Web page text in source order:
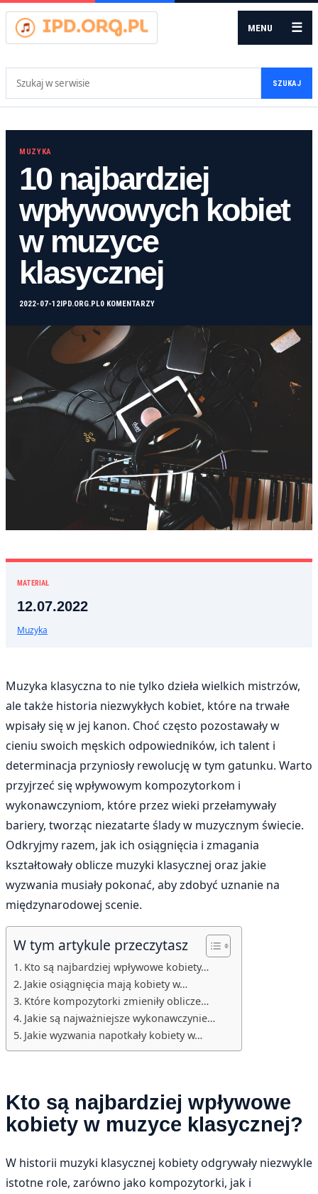
MENU ☰
SZUKAJ
MUZYKA
10 najbardziej
wpływowych kobiet
w muzyce
klasycznej
2022-07-12 IPD.ORG.PL0 KOMENTARZY
MATERIAŁ
12.07.2022
Muzyka
Muzyka klasyczna to nie tylko dzieła wielkich mistrzów,
ale także historia niezwykłych kobiet, które na trwałe
wpisały się w jej kanon. Choć często pozostawały w
cieniu swoich męskich odpowiedników, ich talent i
determinacja przyniosły rewolucję w tym gatunku. Warto
przyjrzeć się wpływowym kompozytorkom i
wykonawczyniom, które przez wieki przełamywały
bariery, tworząc niezatarte ślady w muzycznym świecie.
Odkryjmy razem, jak ich osiągnięcia i zmagania
kształtowały oblicze muzyki klasycznej oraz jakie
wyzwania musiały pokonać, aby zdobyć uznanie na
międzynarodowej scenie.
W tym artykule przeczytasz
Kto są najbardziej wpływowe kobiety…
Jakie osiągnięcia mają kobiety w…
Które kompozytorki zmieniły oblicze…
Jakie są najważniejsze wykonawczynie…
Jakie wyzwania napotkały kobiety w…
Kto są najbardziej wpływowe
kobiety w muzyce klasycznej?
W historii muzyki klasycznej kobiety odgrywały niezwykle
istotne role, zarówno jako kompozytorki, jak i